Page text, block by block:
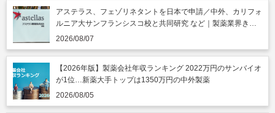
アステラス、フェゾリネタントを日本で申請／中外、カリフォ
ルニア大サンフランシスコ校と共同研究 など｜製薬業界きょ
うのニュースまとめ読み（2026年8月7日）
2026/08/07
【2026年版】製薬会社年収ランキング 2022万円のサンバイオ
が1位…新薬大手トップは1350万円の中外製薬
2026/08/05